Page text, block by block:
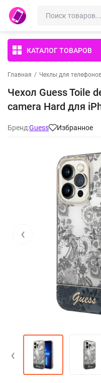
КАТАЛОГ ТОВАРОВ
Главная / Чехлы для
Чехол Guess Toile
camera Hard для
Бренд:Guess Избранное
‹
‹